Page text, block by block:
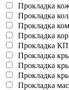
Прокладка
Прокладка
Прокладка
Прокладка
Прокладка
Прокладка
Прокладка
Прокладка
Прокладка